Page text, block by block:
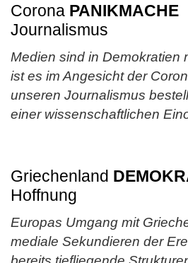
Corona PANIKMACHE
Journalismus
Medien sind in Demokratien
ist es im Angesicht der
unseren Journalismus
einer wissenschaftlichen
Griechenland
Hoffnung
Europas Umgang mit
mediale Sekundieren der